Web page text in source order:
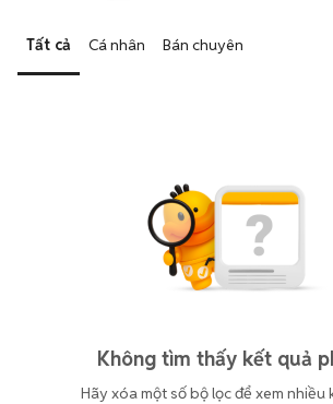
Tất cả Cá nhân Bán chuyên
Không tìm thấy kết quả
Hãy xóa một số bộ lọc để xem nhiều